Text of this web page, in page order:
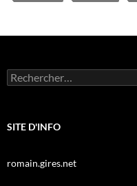
Rechercher :
SITE D'INFO
romain.gires.net